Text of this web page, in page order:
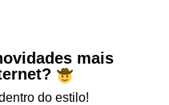
mais
do estilo!